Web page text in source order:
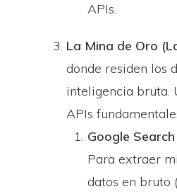
APIs.
La Mina de Oro
donde residen los
inteligencia bruta.
APIs
Google
Para extraer
datos en bruto